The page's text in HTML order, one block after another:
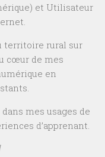
et Utilisateur
territoire rural sur
cœur de mes
en
mes usages de
d’apprenant.